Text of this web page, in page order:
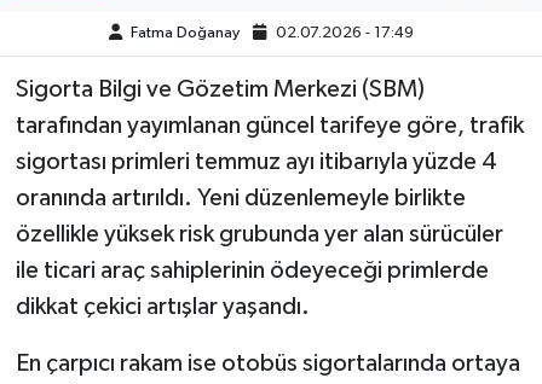
Fatma Doğanay 02.07.2026 - 17:49
Sigorta Bilgi ve Gözetim Merkezi (SBM)
tarafından yayımlanan güncel tarifeye göre, trafik
sigortası primleri temmuz ayı itibarıyla yüzde 4
oranında artırıldı. Yeni düzenlemeyle birlikte
özellikle yüksek risk grubunda yer alan sürücüler
ile ticari araç sahiplerinin ödeyeceği primlerde
dikkat çekici artışlar yaşandı.
En çarpıcı rakam ise otobüs sigortalarında ortaya